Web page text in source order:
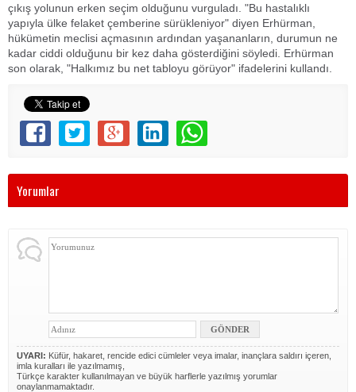
çıkış yolunun erken seçim olduğunu vurguladı. "Bu hastalıklı
yapıyla ülke felaket çemberine sürükleniyor" diyen Erhürman,
hükümetin meclisi açmasının ardından yaşananların, durumun ne
kadar ciddi olduğunu bir kez daha gösterdiğini söyledi. Erhürman
son olarak, "Halkımız bu net tabloyu görüyor" ifadelerini kullandı.
Yorumlar
UYARI: Küfür, hakaret, rencide edici cümleler veya imalar, inançlara saldırı içeren,
imla kuralları ile yazılmamış,
Türkçe karakter kullanılmayan ve büyük harflerle yazılmış yorumlar
onaylanmamaktadır.